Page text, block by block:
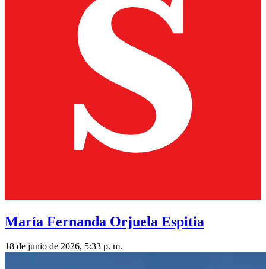
María Fernanda Orjuela Espitia
18 de junio de 2026, 5:33 p. m.